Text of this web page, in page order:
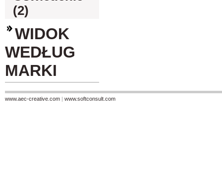
(2)
WIDOK
WEDŁUG
MARKI
www.aec-creative.com | www.softconsult.com